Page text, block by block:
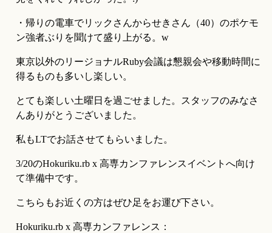
・帰りの電車でリックさんからせきさん（40）のポケモ
ン強者ぶりを聞けて盛り上がる。w
東京以外のリージョナルRuby会議は懇親会や移動時間に
得るものも多いし楽しい。
とても楽しい土曜日を過ごせました。スタッフのみなさ
んありがとうございました。
私もLTでお話させてもらいました。
3/20のHokuriku.rb x 高専カンファレンスイベントへ向け
て準備中です。
こちらもお近くの方はぜひ足をお運び下さい。
Hokuriku.rb x 高専カンファレンス：